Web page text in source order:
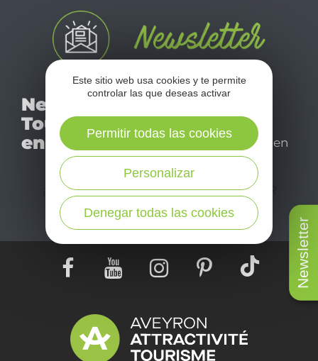
Newsletter
Newsletter
Tourismo
en Aveyron
No se pierda nuestro
déjese inspirar para
disfrutar de su estancia en
el Aveyron.
¡SUSCRÍBASE A NUESTRO NEWSLETTER
Este sitio web usa cookies y te permite
controlar las que deseas activar
Denegar todas las cookies
Personalizar
Permitir todas las cookies